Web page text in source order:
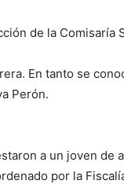
de la Comisaría
En tanto se
Perón.
a un joven de
por la